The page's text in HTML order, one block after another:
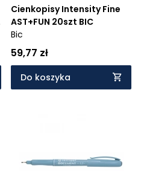
Cienkopisy Intensity Fine
AST+FUN 20szt BIC
Bic
59,77 zł
Do koszyka